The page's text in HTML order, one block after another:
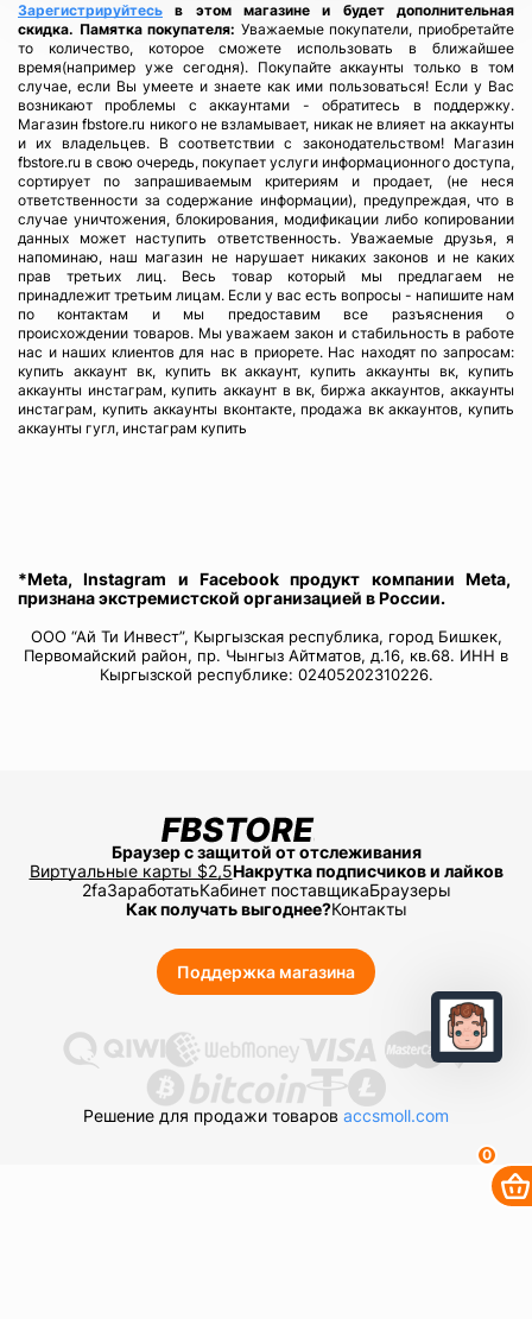
Зарегистрируйтесь
в этом магазине и будет дополнительная
скидка. Памятка покупателя: Уважаемые покупатели, приобретайте
то количество, которое сможете использовать в ближайшее
время(например уже сегодня). Покупайте аккаунты только в том
случае, если Вы умеете и знаете как ими пользоваться! Если у Вас
возникают проблемы с аккаунтами - обратитесь в поддержку.
Магазин fbstore.ru никого не взламывает, никак не влияет на аккаунты
и их владельцев. В соответствии с законодательством! Магазин
fbstore.ru в свою очередь, покупает услуги информационного доступа,
сортирует по запрашиваемым критериям и продает, (не неся
ответственности за содержание информации), предупреждая, что в
случае уничтожения, блокирования, модификации либо копировании
данных может наступить ответственность. Уважаемые друзья, я
напоминаю, наш магазин не нарушает никаких законов и не каких
прав третьих лиц. Весь товар который мы предлагаем не
принадлежит третьим лицам. Если у вас есть вопросы - напишите нам
по контактам и мы предоставим все разъяснения о
происхождении товаров. Мы уважаем закон и стабильность в работе
нас и наших клиентов для нас в приорете. Нас находят по запросам:
купить аккаунт вк, купить вк аккаунт, купить аккаунты вк, купить
аккаунты инстаграм, купить аккаунт в вк, биржа аккаунтов, аккаунты
инстаграм, купить аккаунты вконтакте, продажа вк аккаунтов, купить
аккаунты гугл, инстаграм купить
*Meta, Instagram и Facebook продукт компании Meta,
признана экстремистской организацией в России.
ООО “Ай Ти Инвест”, Кыргызская республика, город Бишкек,
Первомайский район, пр. Чынгыз Айтматов, д.16, кв.68. ИНН в
Кыргызской республике: 02405202310226.
Браузер с защитой от отслеживания
Виртуальные карты $2,5Накрутка подписчиков и лайков
2faЗаработатьКабинет поставщикаБраузеры
Как получать выгоднее?Контакты
Поддержка магазина
Решение для продажи товаров accsmoll.com
0